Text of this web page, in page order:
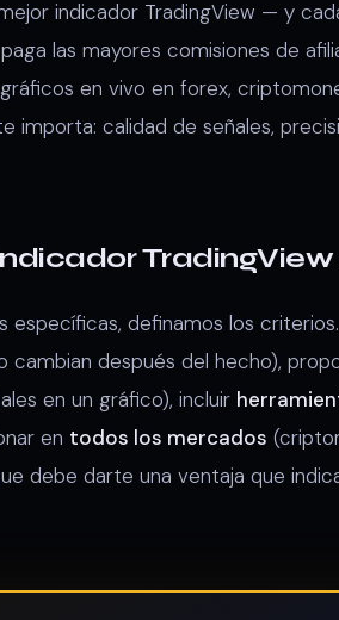
indicador TradingView — y
las mayores comisiones de
en vivo en forex,
importa: calidad de señales,
definamos los
cambian después del hecho),
en un gráfico), incluir
en todos los mercados
debe darte una ventaja que